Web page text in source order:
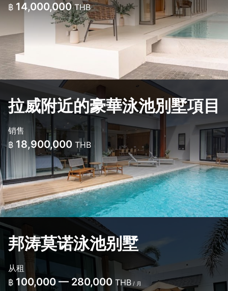
฿ 14,000,000THB
拉威附近的豪華泳池別墅項目
销售
฿ 18,900,000 THB
邦涛莫诺泳池别墅
从租
฿ 100,000 — 280,000 THB / 月